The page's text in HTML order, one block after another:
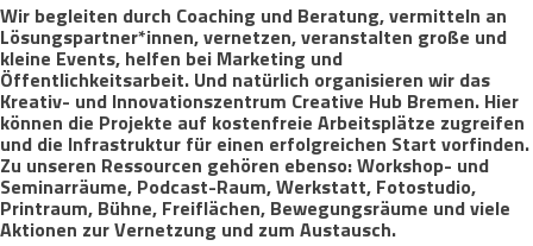
Wir begleiten durch Coaching und Beratung, vermitteln an
Lösungspartner*innen, vernetzen, veranstalten große und
kleine Events, helfen bei Marketing und
Öffentlichkeitsarbeit. Und natürlich organisieren wir das
Kreativ- und Innovationszentrum Creative Hub Bremen. Hier
können die Projekte auf kostenfreie Arbeitsplätze zugreifen
und die Infrastruktur für einen erfolgreichen Start vorfinden.
Zu unseren Ressourcen gehören ebenso: Workshop- und
Seminarräume, Podcast-Raum, Werkstatt, Fotostudio,
Printraum, Bühne, Freiflächen, Bewegungsräume und viele
Aktionen zur Vernetzung und zum Austausch.